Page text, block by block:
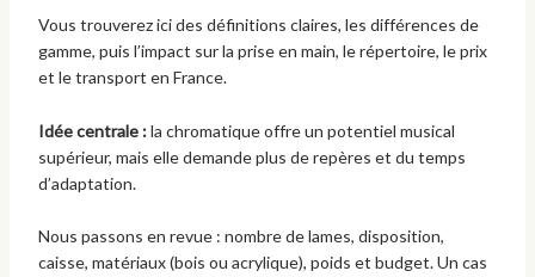
Vous trouverez ici des définitions claires, les différences de
gamme, puis l’impact sur la prise en main, le répertoire, le prix
et le transport en France.
Idée centrale :la chromatique offre un potentiel musical
supérieur, mais elle demande plus de repères et du temps
d’adaptation.
Nous passons en revue : nombre de lames, disposition,
caisse, matériaux (bois ou acrylique), poids et budget. Un cas